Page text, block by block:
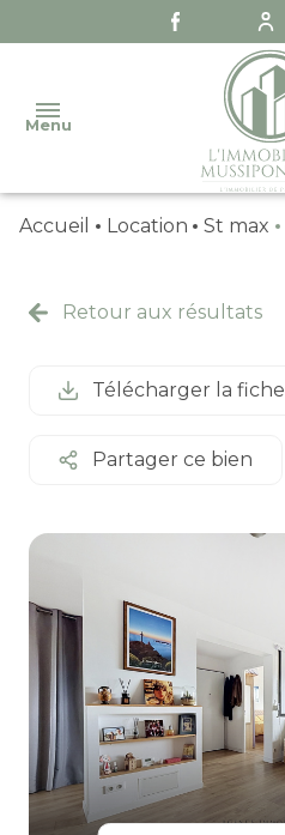
Menu
NOS
NOS
NOS
Accueil Location St max
Retour aux résultats
Télécharger la fiche
Partager ce bien